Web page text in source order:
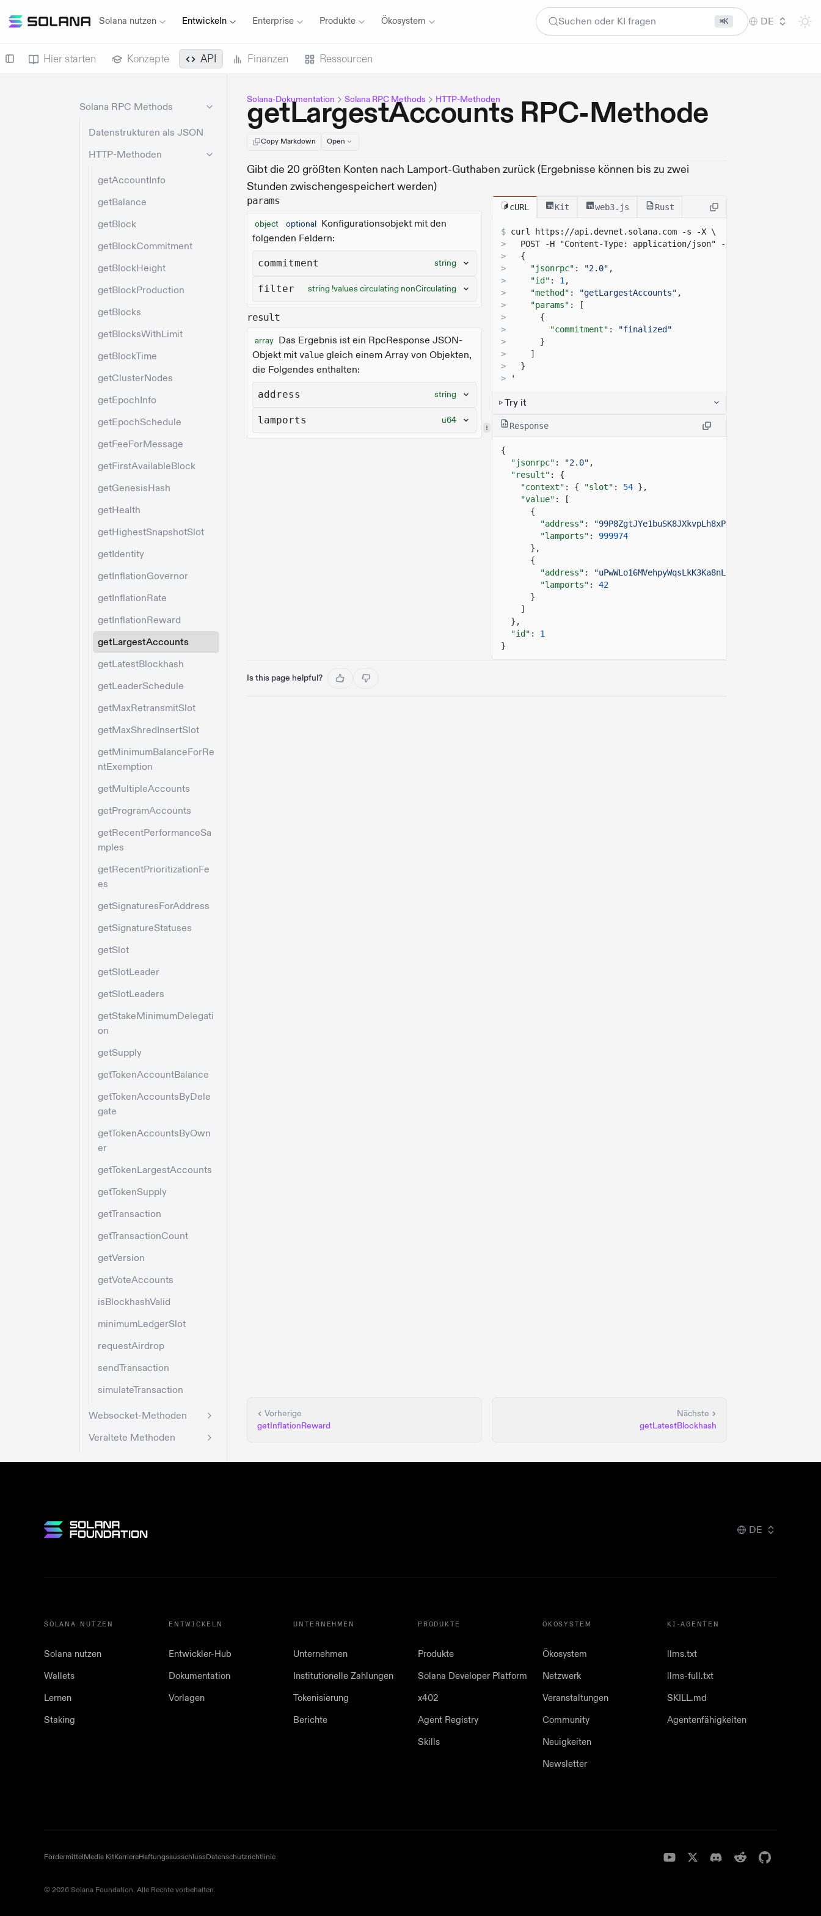
Solana nutzen Entwickeln Enterprise Produkte Ökosystem Suchen oder KI fragen ⌘K DE
Hier starten Konzepte API Finanzen Ressourcen
Solana RPC Methods
Datenstrukturen als JSON
HTTP-Methoden
getAccountInfo
getBalance
getBlock
getBlockCommitment
getBlockHeight
getBlockProduction
getBlocks
getBlocksWithLimit
getBlockTime
getClusterNodes
getEpochInfo
getEpochSchedule
getFeeForMessage
getFirstAvailableBlock
getGenesisHash
getHealth
getHighestSnapshotSlot
getIdentity
getInflationGovernor
getInflationRate
getInflationReward
getLargestAccounts
getLatestBlockhash
getLeaderSchedule
getMaxRetransmitSlot
getMaxShredInsertSlot
getMinimumBalanceForRe
ntExemption
getMultipleAccounts
getProgramAccounts
getRecentPerformanceSa
mples
getRecentPrioritizationFe
es
getSignaturesForAddress
getSignatureStatuses
getSlot
getSlotLeader
getSlotLeaders
getStakeMinimumDelegati
on
getSupply
getTokenAccountBalance
getTokenAccountsByDele
gate
getTokenAccountsByOwn
er
getTokenLargestAccounts
getTokenSupply
getTransaction
getTransactionCount
getVersion
getVoteAccounts
isBlockhashValid
minimumLedgerSlot
requestAirdrop
sendTransaction
simulateTransaction
Websocket-Methoden
Veraltete Methoden
Solana-Dokumentation Solana RPC Methods HTTP-Methoden
getLargestAccounts RPC-Methode
Copy Markdown Open
Gibt die 20 größten Konten nach Lamport-Guthaben zurück (Ergebnisse können bis zu zwei
Stunden zwischengespeichert werden)
params
object optional Konfigurationsobjekt mit den
folgenden Feldern:
commitment string
filter string !values circulating nonCirculating
result
array Das Ergebnis ist ein RpcResponse JSON-
Objekt mit value gleich einem Array von Objekten,
die Folgendes enthalten:
address string
lamports u64
cURL Kit web3.js Rust
$ curl https://api.devnet.solana.com -s -X \
>
  POST -H "Content-Type: application/json" -d '
>
{
>
"jsonrpc" : "2.0" ,
>
"id" : 1,
>
"method" : "getLargestAccounts" ,
>
"params" : [
>
{
>
"commitment" :
"finalized"
>
}
>
]
>
}
>
'
Try it
Response
{
"jsonrpc" : "2.0" ,
"result" : {
"context" : { "slot" : 54 },
"value" : [
{
"address" : "99P8ZgtJYe1buSK8JXkvpLh8xPsCFuLYhz9hQFNw93WJ"
"lamports" :
999974
},
{
"address" : "uPwWLo16MVehpyWqsLkK3Ka8nLowWvAHbBChqv2FZeL"
"lamports" :
42
}
]
},
"id" :
1
}
Is this page helpful?
Vorherige
getInflationReward
Nächste
getLatestBlockhash
DE
SOLANA NUTZEN
Solana nutzen
Wallets
Lernen
Staking
ENTWICKELN
Entwickler-Hub
Dokumentation
Vorlagen
UNTERNEHMEN
Unternehmen
Institutionelle Zahlungen
Tokenisierung
Berichte
PRODUKTE
Produkte
Solana Developer Platform
x402
Agent Registry
Skills
ÖKOSYSTEM
Ökosystem
Netzwerk
Veranstaltungen
Community
Neuigkeiten
Newsletter
KI-AGENTEN
llms.txt
llms-full.txt
SKILL.md
Agentenfähigkeiten
FördermittelMedia KitKarriereHaftungsausschlussDatenschutzrichtlinie
© 2026 Solana Foundation. Alle Rechte vorbehalten.